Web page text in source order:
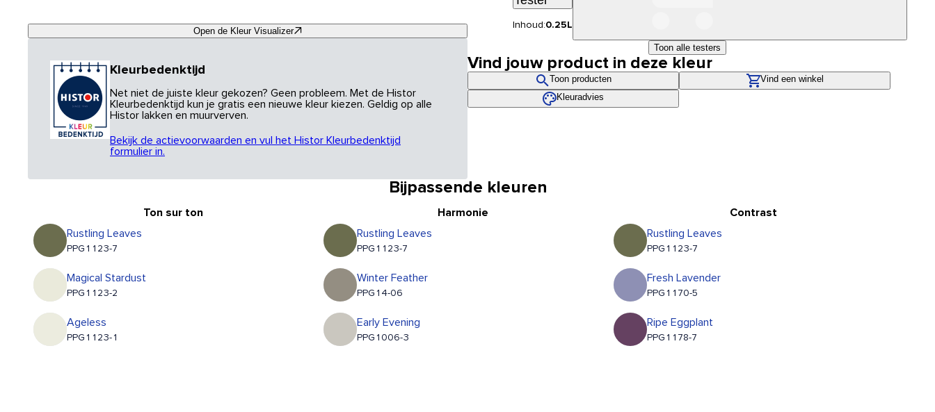
Open de Kleur Visualizer
Kleurbedenktijd
Net niet de juiste kleur gekozen? Geen probleem. Met de Histor
Kleurbedenktijd kun je gratis een nieuwe kleur kiezen. Geldig op alle
Histor lakken en muurverven.
Bekijk de actievoorwaarden en vul het Histor Kleurbedenktijd
formulier in.
Inhoud:0.25L
Toon alle testers
Vind jouw product in deze kleur
Toon producten
Vind een winkel
Kleuradvies
Bijpassende kleuren
Ton sur ton
Rustling Leaves
PPG1123-7
Magical Stardust
PPG1123-2
Ageless
PPG1123-1
Harmonie
Rustling Leaves
PPG1123-7
Winter Feather
PPG14-06
Early Evening
PPG1006-3
Contrast
Rustling Leaves
PPG1123-7
Fresh Lavender
PPG1170-5
Ripe Eggplant
PPG1178-7